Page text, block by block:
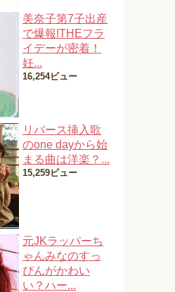
美奈子第7子出産
で爆報!THEフラ
イデーが密着！
妊...
16,254ビュー
リバース挿入歌
のone dayから始
まる曲は洋楽？...
15,259ビュー
元JKラッパーち
ゃんみなのすっ
ぴんがかわい
い？ハー...